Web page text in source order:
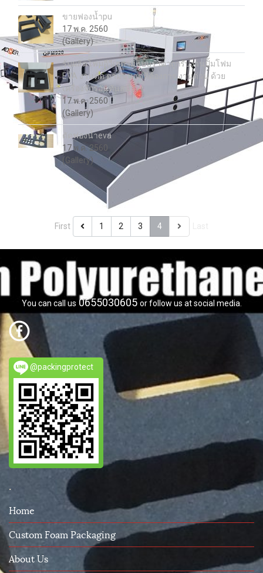
ขายฟองน้ำpu
17 พ.ค. 2560
(Gallery)
รับผลิตโฟมอีวีเอตามแบบราคาถูกรับงานปั้มโฟม
EVA งานตัด ตามขนาดที่ต้องการ งานด่วน ด้วย
เครื่องจักรอันทันสมัย
17 พ.ค. 2560
(Gallery)
ตัดฟองน้ำeva
17 พ.ค. 2560
(Gallery)
First 1 2 3 4
You can call us 0655030605 or follow us at social media.
@packingprotect
.
Home
Custom Foam Packaging
About Us